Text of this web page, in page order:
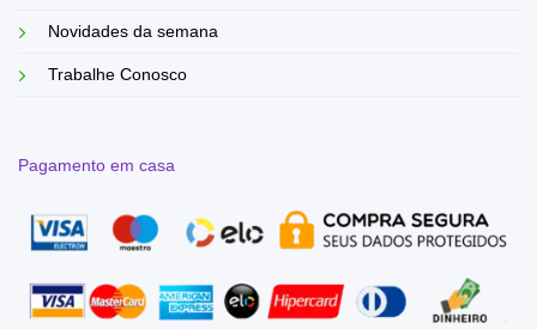
Novidades da semana
Trabalhe Conosco
Pagamento em casa